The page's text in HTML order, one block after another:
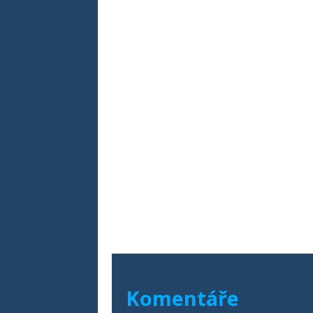
Komentáře